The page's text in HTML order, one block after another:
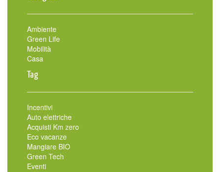
Ambiente
Green Life
Mobilità
Casa
Tag
Incentivi
Auto elettriche
Acquisti Km zero
Eco vacanze
Mangiare BIO
Green Tech
Eventi